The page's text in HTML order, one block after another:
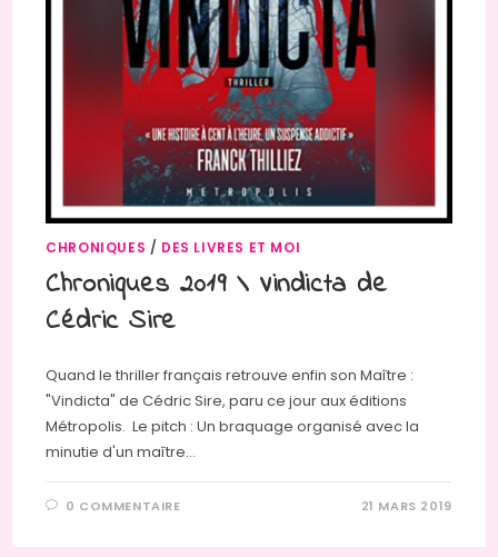
CHRONIQUES / DES LIVRES ET MOI
Chroniques 2019 \ Vindicta de
Cédric Sire
Quand le thriller français retrouve enfin son Maître :
"Vindicta" de Cédric Sire, paru ce jour aux éditions
Métropolis. Le pitch : Un braquage organisé avec la
minutie d'un maître…
0 COMMENTAIRE 21 MARS 2019